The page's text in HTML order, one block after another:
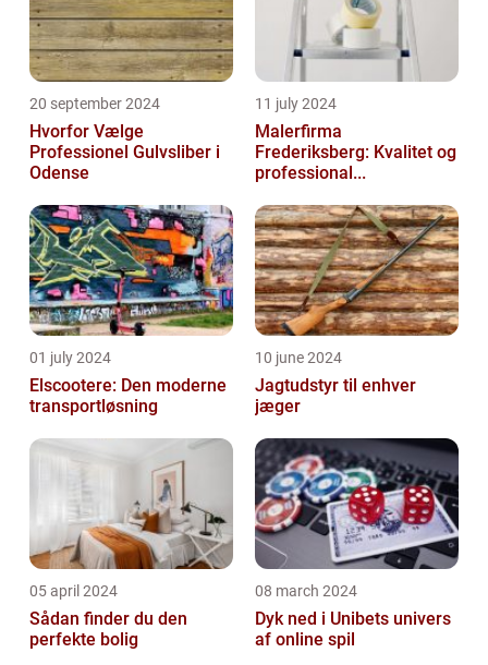
20 september 2024
Hvorfor Vælge
Professionel Gulvsliber i
Odense
11 july 2024
Malerfirma
Frederiksberg: Kvalitet og
professional...
01 july 2024
Elscootere: Den moderne
transportløsning
10 june 2024
Jagtudstyr til enhver
jæger
05 april 2024
Sådan finder du den
perfekte bolig
08 march 2024
Dyk ned i Unibets univers
af online spil